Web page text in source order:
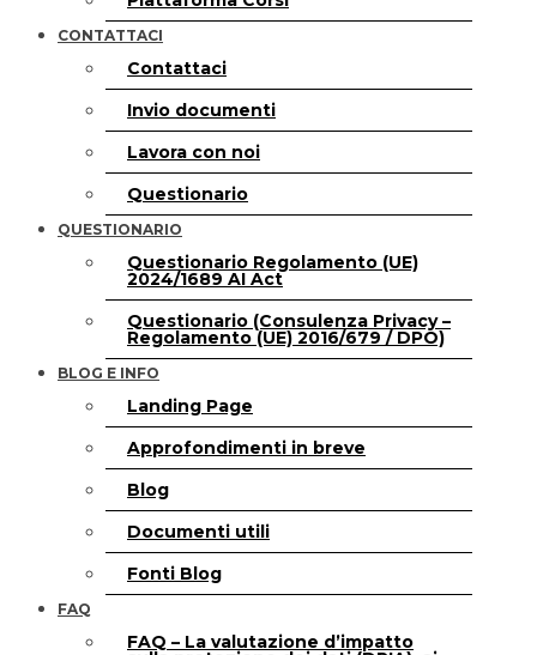
CONTATTACI
Contattaci
Invio documenti
Lavora con noi
Questionario
QUESTIONARIO
Questionario Regolamento (UE)
2024/1689 AI Act
Questionario (Consulenza Privacy –
Regolamento (UE) 2016/679 / DPO)
BLOG E INFO
Landing Page
Approfondimenti in breve
Blog
Documenti utili
Fonti Blog
FAQ
FAQ – La valutazione d’impatto